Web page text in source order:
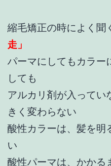
縮毛矯正の時によく聞
走」
パーマにしてもカラー
しても
アルカリ剤が入ってい
きく変わらない
酸性カラーは、髪を明
い
酸性パーマは、かかる